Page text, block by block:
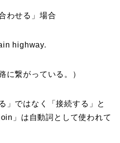
わせる」場合
highway.
に繋がっている。）
」ではなく「接続する」と
」は自動詞として使われて